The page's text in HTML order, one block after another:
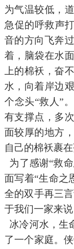
为气温较低，
急促的呼救声
音的方向飞奔
着，脑袋在水
上的棉袄，奋
水，向着岸边
个念头“救人”
有支撑点，多
面较厚的地方
自己的棉袄裹
为了感谢“救
面写着“生命之
全的双手再三
于我们一家来说
冰冷河水，生
了一个家庭。